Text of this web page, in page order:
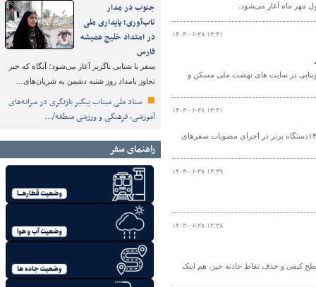
جنوب در مدار
تاب‌آوری؛ پایداری ملی
در امتداد خلیج همیشه
فارس
سفر با شتابی ناگزیر آغاز می‌شود؛ آنگاه که خبر
تجاوز بامداد روز شنبه دشمن به شریان‌های…
ستاد ملی میناب پیگیر بازنگری در سرانه‌های
آموزشی، فرهنگی و ورزشی منطقه/…
راهنمای سفر
مهر ماه آغاز می‌شود.
۱۴۰۳-۰۶-۲۸ ۱۴:۴۱
در سایت های نهضت ملی مسکن و
۱۴۰۳-۰۶-۲۸ ۱۴:۴۱
اداره کل راه و شهرسازی استان قزوین در جشنواره شهید رجایی استان قزوین در سال ۱۴۰۳دستگاه برتر در اجرای مصوبات سفرهای
۱۴۰۳-۰۶-۲۸ ۱۴:۳۹
۱۴۰۳-۰۶-۲۸ ۱۴:۳۸
کیفی و حذف نقاط حادثه خیز، هم اینک